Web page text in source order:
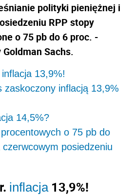
polityki pieniężnej i
RPP stopy
o 75 pb do 6 proc. -
Sachs.
13,9%!
zaskoczony inflacją 13,9%
14,5%?
o 75 pb do
posiedzeniu
inflacja13,9%!